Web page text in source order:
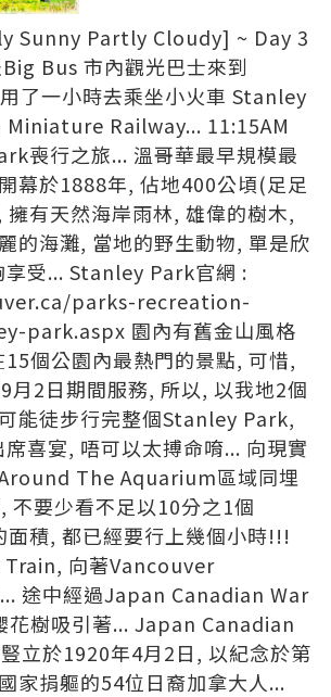
Sunny Partly Cloudy] ~ Day 3
Big Bus 市內觀光巴士來到
了一小時去乘坐小火車 Stanley
Railway... 11:15AM
喪行之旅... 溫哥華最早規模最
幕於1888年, 佔地400公頃(足足
有天然海岸雨林, 雄偉的樹木,
的海灘, 當地的野生動物, 單是欣
享受... Stanley Park官網 :
parks-recreation-
park.aspx 園內有舊金山風格
個公園內最熱門的景點, 可惜,
月2日期間服務, 所以, 以我地2個
能徒步行完整個Stanley Park,
喜宴, 唔可以太搏命唷... 向現實
The Aquarium區域同埋
不要少看不足以10分之1個
積, 都已經要行上幾個小時!!!
向著Vancouver
途中經過Japan Canadian War
樹吸引著... Japan Canadian
立於1920年4月2日, 以紀念於第
家捐軀的54位日裔加拿大人...